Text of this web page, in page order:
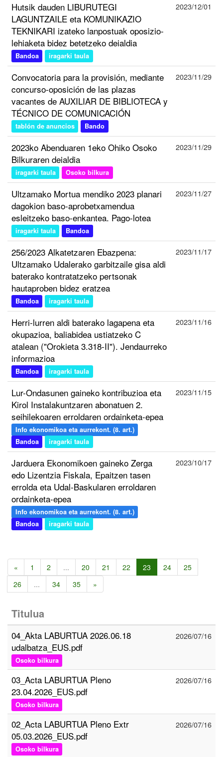
Hutsik dauden LIBURUTEGI
LAGUNTZAILE eta KOMUNIKAZIO
TEKNIKARI izateko lanpostuak oposizio-
lehiaketa bidez betetzeko deialdia
Bandoa iragarki taula
2023/12/01
Convocatoria para la provisión, mediante
concurso-oposición de las plazas
vacantes de AUXILIAR DE BIBLIOTECA y
TÉCNICO DE COMUNICACIÓN
tablón de anuncios Bando
2023/11/29
2023ko Abenduaren 1eko Ohiko Osoko
Bilkuraren deialdia
iragarki taula Osoko bilkura
2023/11/29
Ultzamako Mortua mendiko 2023 planari
dagokion baso-aprobetxamendua
esleitzeko baso-enkantea. Pago-lotea
iragarki taula Bandoa
2023/11/27
256/2023 Alkatetzaren Ebazpena:
Ultzamako Udalerako garbitzaile gisa aldi
baterako kontratatzeko pertsonak
hautaproben bidez eratzea
Bandoa iragarki taula
2023/11/17
Herri-lurren aldi baterako lagapena eta
okupazioa, baliabidea ustiatzeko C
atalean ("Orokieta 3.318-II"). Jendaurreko
informazioa
Bandoa iragarki taula
2023/11/16
Lur-Ondasunen gaineko kontribuzioa eta
Kirol Instalakuntzaren abonatuen 2.
seihilekoaren erroldaren ordainketa-epea
Info ekonomikoa eta aurrekont. (8. art.)
Bandoa
iragarki taula
2023/11/15
Jarduera Ekonomikoen gaineko Zerga
edo Lizentzia Fiskala, Epaitzen tasen
errolda eta Udal-Baskularen erroldaren
ordainketa-epea
Info ekonomikoa eta aurrekont. (8. art.)
Bandoa
iragarki taula
2023/10/17
« 1 2 ... 20 21 22 23 24
25
26
... 34 35 »
Titulua
04_Akta LABURTUA 2026.06.18
udalbatza_EUS.pdf
Osoko bilkura
2026/07/16
03_Acta LABURTUA Pleno
23.04.2026_EUS.pdf
Osoko bilkura
2026/07/16
02_Acta LABURTUA Pleno Extr
05.03.2026_EUS.pdf
Osoko bilkura
2026/07/16